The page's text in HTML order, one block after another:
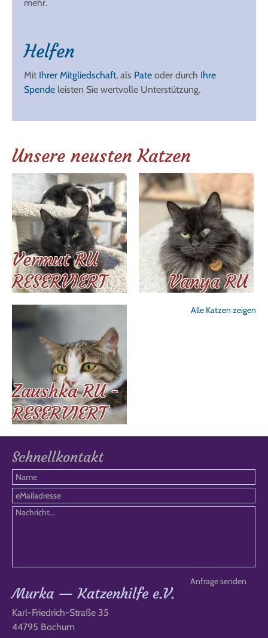
mehr.
Helfen
Mit Ihrer Mitgliedschaft, als Pate oder durch Ihre
Spende leisten Sie wertvolle Unterstützung.
Unsere neusten Katzen
Vermut RU
RESERVIERT
Vanya RU
Zaushka RU -
RESERVIERT
Alle Katzen zeigen
Schnellkontakt
Murka — Katzenhilfe e.V.
Karl-Friedrich-Straße 35
44795 Bochum